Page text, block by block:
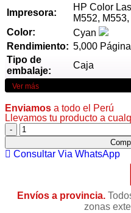
Impresora:
HP Color
M552,
Color:
Cyan
Rendimiento: 5,000
Tipo de
embalaje:
Caja
Ver más
Enviamos a todo el Perú
Llevamos tu producto a
Consultar Via WhatsApp
Envíos a provincia.
zonas